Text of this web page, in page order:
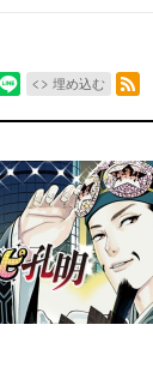
埋め込む
RSSフィード